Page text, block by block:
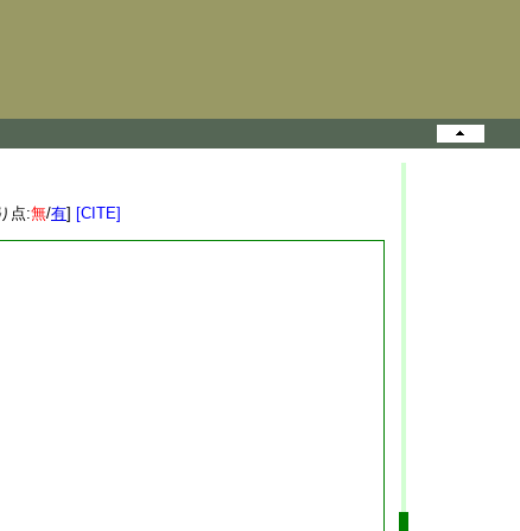
点:無/有] [CITE]